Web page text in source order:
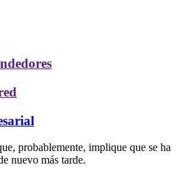
probablemente, implique que se ha
nuevo más tarde.